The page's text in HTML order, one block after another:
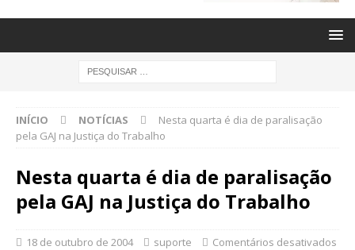
INÍCIO NOTÍCIAS
Nesta quarta é dia de paralisação
pela GAJ na Justiça do Trabalho
Nesta quarta é dia de paralisação
pela GAJ na Justiça do Trabalho
18 de outubro de 2004 suporte Comentários desativados